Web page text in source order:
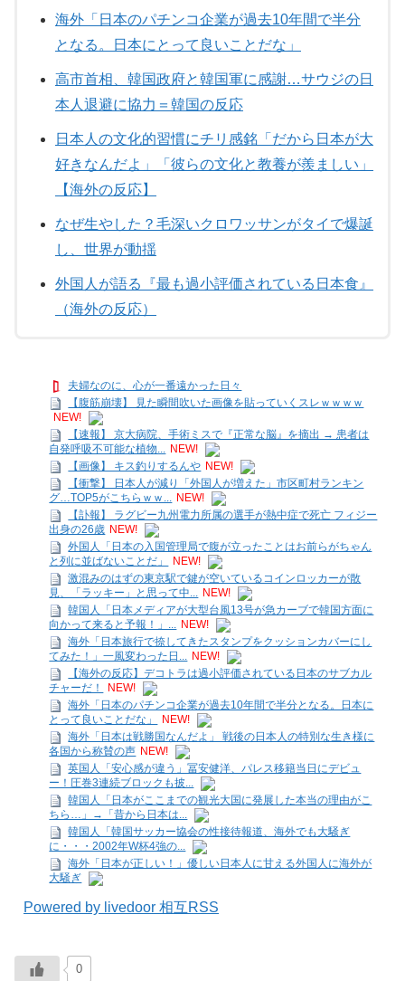
海外「日本のパチンコ企業が過去10年間で半分
となる。日本にとって良いことだな」
高市首相、韓国政府と韓国軍に感謝…サウジの日
本人退避に協力＝韓国の反応
日本人の文化的習慣にチリ感銘「だから日本が大
好きなんだよ」「彼らの文化と教養が羨ましい」
【海外の反応】
なぜ生やした？毛深いクロワッサンがタイで爆誕
し、世界が動揺
外国人が語る『最も過小評価されている日本食』
（海外の反応）
夫婦なのに、心が一番遠かった日々
【腹筋崩壊】 見た瞬間吹いた画像を貼っていくスレｗｗｗｗ
NEW!
【速報】 京大病院、手術ミスで『正常な脳』を摘出 → 患者は
自発呼吸不可能な植物... NEW!
【画像】 キス釣りするんや NEW!
【衝撃】 日本人が減り「外国人が増えた」市区町村ランキン
グ…TOP5がこちらｗｗ... NEW!
【訃報】 ラグビー九州電力所属の選手が熱中症で死亡 フィジー
出身の26歳 NEW!
外国人「日本の入国管理局で腹が立ったことはお前らがちゃん
と列に並ばないことだ」
NEW!
激混みのはずの東京駅で鍵が空いているコインロッカーが散
見、「ラッキー」と思って中... NEW!
韓国人「日本メディアが大型台風13号が急カーブで韓国方面に
向かって来ると予報！」... NEW!
海外「日本旅行で捺してきたスタンプをクッションカバーにし
てみた！」一風変わった日... NEW!
【海外の反応】デコトラは過小評価されている日本のサブカル
チャーだ！
NEW!
海外「日本のパチンコ企業が過去10年間で半分となる。日本に
とって良いことだな」
NEW!
海外「日本は戦勝国なんだよ」 戦後の日本人の特別な生き様に
各国から称賛の声 NEW!
英国人「安心感が違う」冨安健洋、パレス移籍当日にデビュ
ー！圧巻3連続ブロックも披...
韓国人「日本がここまでの観光大国に発展した本当の理由がこ
ちら…」→「昔から日本は...
韓国人「韓国サッカー協会の性接待報道、海外でも大騒ぎ
に・・・2002年W杯4強の...
海外「日本が正しい！」優しい日本人に甘える外国人に海外が
大騒ぎ
Powered by livedoor 相互RSS
0